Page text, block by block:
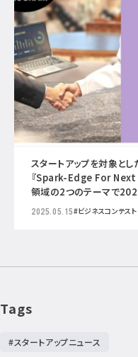
スタートアップを対象と
『Spark-Edge For Next
領域の2つのテーマで
2025.05.15#ビジネスコンテスト
Tags
#スタートアップニュース